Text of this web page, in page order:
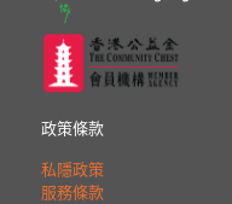
政策條款
私隱政策
服務條款